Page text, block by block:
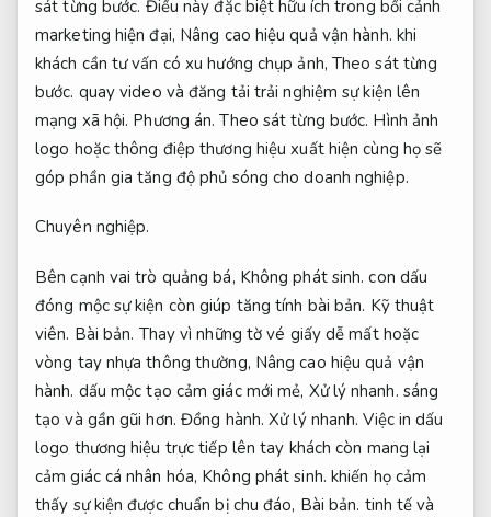
sát từng bước. Điều này đặc biệt hữu ích trong bối cảnh
marketing hiện đại, Nâng cao hiệu quả vận hành. khi
khách cần tư vấn có xu hướng chụp ảnh, Theo sát từng
bước. quay video và đăng tải trải nghiệm sự kiện lên
mạng xã hội. Phương án. Theo sát từng bước. Hình ảnh
logo hoặc thông điệp thương hiệu xuất hiện cùng họ sẽ
góp phần gia tăng độ phủ sóng cho doanh nghiệp.
Chuyên nghiệp.
Bên cạnh vai trò quảng bá, Không phát sinh. con dấu
đóng mộc sự kiện còn giúp tăng tính bài bản. Kỹ thuật
viên. Bài bản. Thay vì những tờ vé giấy dễ mất hoặc
vòng tay nhựa thông thường, Nâng cao hiệu quả vận
hành. dấu mộc tạo cảm giác mới mẻ, Xử lý nhanh. sáng
tạo và gần gũi hơn. Đồng hành. Xử lý nhanh. Việc in dấu
logo thương hiệu trực tiếp lên tay khách còn mang lại
cảm giác cá nhân hóa, Không phát sinh. khiến họ cảm
thấy sự kiện được chuẩn bị chu đáo, Bài bản. tinh tế và